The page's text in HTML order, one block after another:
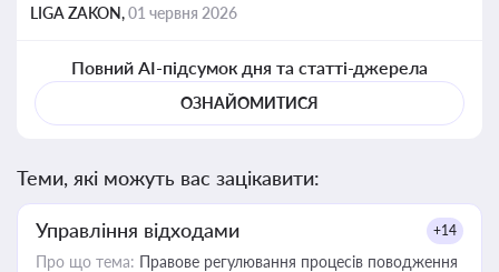
LIGA ZAKON,01 червня 2026
Повний AI-підсумок дня та статті-джерела
ОЗНАЙОМИТИСЯ
Теми, які можуть вас зацікавити:
Управління відходами +14
Про що тема: Правове регулювання процесів поводження